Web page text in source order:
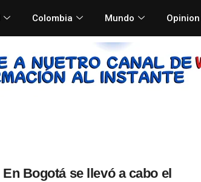
Colombia Mundo Opinion
En Bogotá se llevó a cabo el